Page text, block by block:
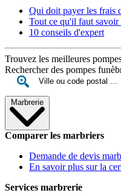
Qui doit payer les frais
Tout ce qu'il faut savoir
10 conseils d'expert
Trouvez les meilleures
Rechercher des pompes
Marbrerie
Comparer les marbriers
Demande de devis
En savoir plus sur la
Services marbrerie